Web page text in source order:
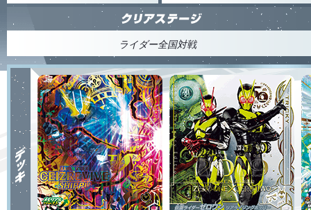
ライダー全国対戦